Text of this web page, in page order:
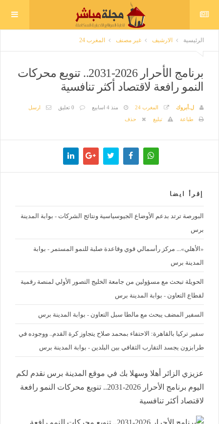
الرئيسية الارشيف غير مصنف المغرب 24
برنامج الأحرار 2026-2031.. تنويع محركات
النمو رافعة لاقتصاد أكثر تنافسية
ل.أبروك المغرب 24 منذ 4 اسابيع 0 تعليق
ارسل
طباعة
تبليغ حذف
إقرأ ايضا
البورصة ترتد بدعم الأوضاع الجيوسياسية ونتائج الشركات - بوابة المدينة
برس
«الأهلي»... مركز رأسمالي قوي وقاعدة صلبة للنمو المستمر - بوابة
المدينة برس
الحويلة تبحث مع مسؤولين من جامعة الخليج التصور الأولي لمنصة رقمية
لقطاع التعاون - بوابة المدينة برس
السفير المضف يبحث مع مالطا سبل التعاون - بوابة المدينة برس
سفير تركيا بالقاهرة: الاحتفاء بمحمد صلاح يتجاوز كرة القدم.. ووجوده في
طرابزون يجسد التقارب الثقافي بين البلدين - بوابة المدينة برس
عزيزي الزائر أهلا وسهلا بك في موقع المدينة برس نقدم لكم
اليوم برنامج الأحرار 2026-2031.. تنويع محركات النمو رافعة
لاقتصاد أكثر تنافسية